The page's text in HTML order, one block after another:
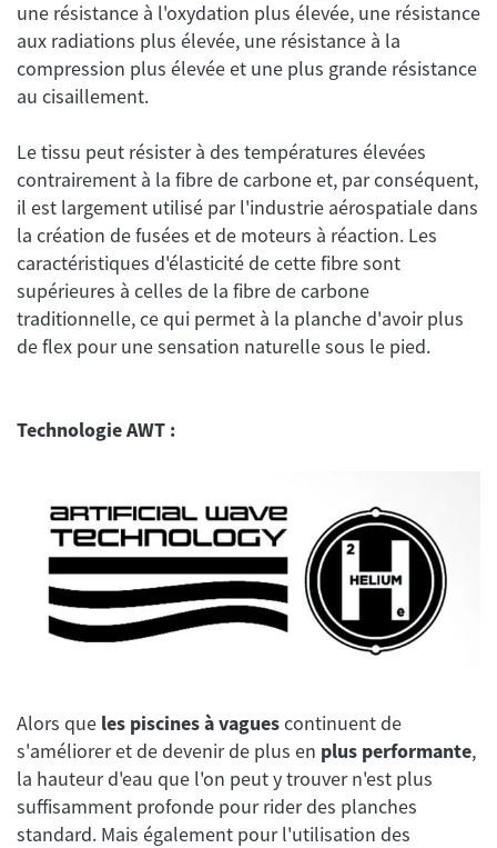
une résistance à l'oxydation plus élevée, une résistance
aux radiations plus élevée, une résistance à la
compression plus élevée et une plus grande résistance
Le tissu peut résister à des températures élevées
contrairement à la fibre de carbone et, par conséquent,
il est largement utilisé par l'industrie aérospatiale dans
la création de fusées et de moteurs à réaction. Les
caractéristiques d'élasticité de cette fibre sont
supérieures à celles de la fibre de carbone
traditionnelle, ce qui permet à la planche d'avoir plus
Technologie AWT :
Alors que les piscines à vaguescontinuent de
s'améliorer et de devenir de plus en plus performante,
la hauteur d'eau que l'on peut y trouver n'est plus
suffisamment profonde pour rider des planches
standard. Mais également pour l'utilisation des